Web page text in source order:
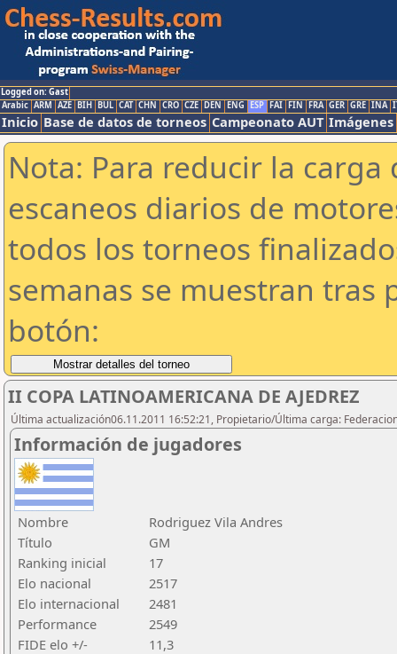
Logged on: Gast
Arabic ARM AZE BIH BUL CAT CHN CRO CZE DEN ENG ESP FAI FIN FRA GER GRE INA
Inicio Base de datos de torneos Campeonato AUT Imágenes
Nota: Para reducir la
escaneos diarios de
todos los torneos
semanas se muestran tras
botón:
II COPA LATINOAMERICANA DE AJEDREZ
Última actualización06.11.2011 16:52:21, Propietario/Última carga:
Información de jugadores
Nombre
Rodriguez Vila Andres
Título
GM
Ranking inicial
17
Elo nacional
2517
Elo internacional
2481
Performance
2549
FIDE elo +/-
11,3